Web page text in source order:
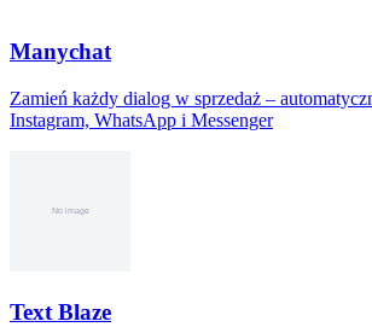
Manychat
Zamień każdy dialog w sprzedaż –
Instagram, WhatsApp i Messenger
Text Blaze